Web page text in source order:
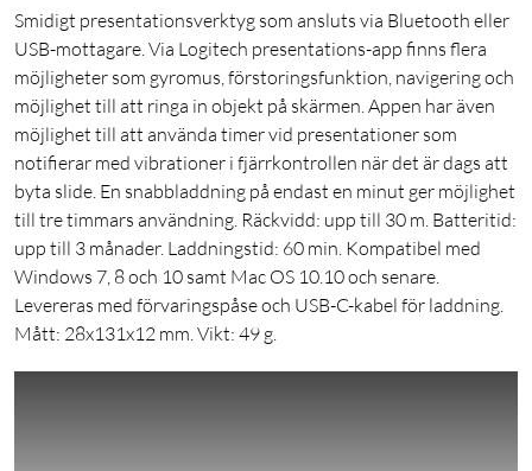
Smidigt presentationsverktyg som ansluts via Bluetooth eller
USB-mottagare. Via Logitech presentations-app finns flera
möjligheter som gyromus, förstoringsfunktion, navigering och
möjlighet till att ringa in objekt på skärmen. Appen har även
möjlighet till att använda timer vid presentationer som
notifierar med vibrationer i fjärrkontrollen när det är dags att
byta slide. En snabbladdning på endast en minut ger möjlighet
till tre timmars användning. Räckvidd: upp till 30 m. Batteritid:
upp till 3 månader. Laddningstid: 60 min. Kompatibel med
Windows 7, 8 och 10 samt Mac OS 10.10 och senare.
Levereras med förvaringspåse och USB-C-kabel för laddning.
Mått: 28x131x12 mm. Vikt: 49 g.